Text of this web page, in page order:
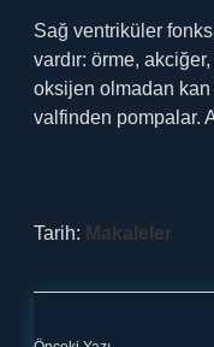
Sağ ventriküler
vardır: örme,
oksijen olmadan
valfinden pompalar.
Tarih: Makaleler